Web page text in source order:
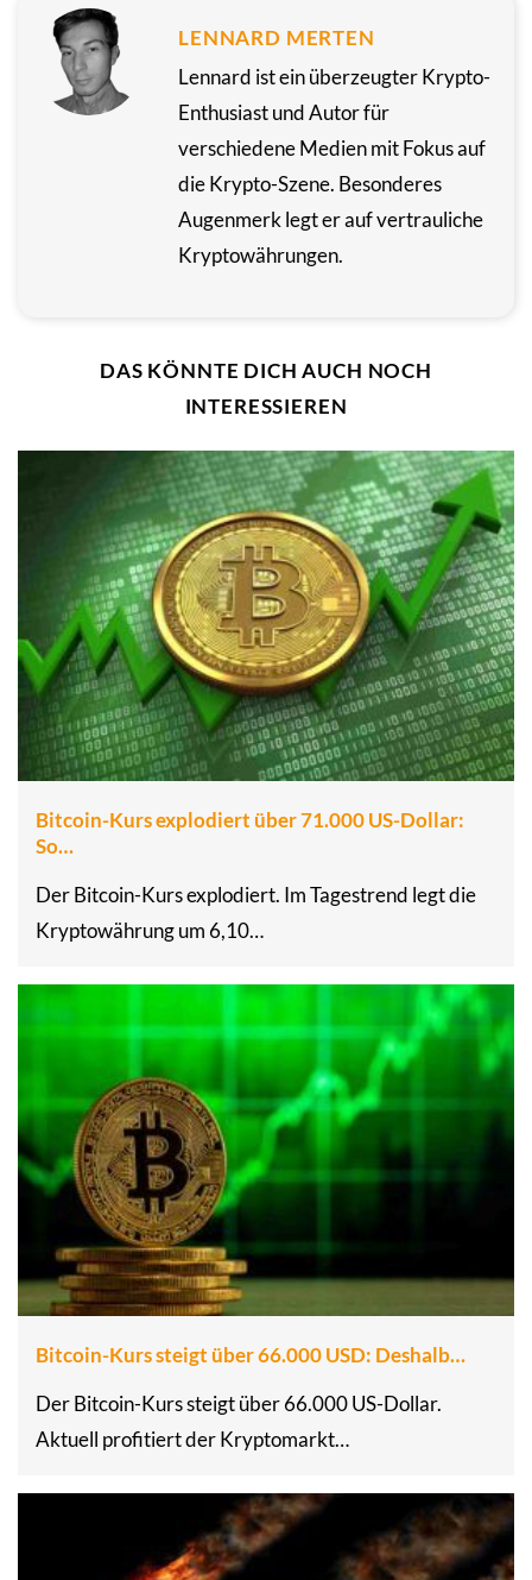
LENNARD MERTEN
Lennard ist ein überzeugter Krypto-
Enthusiast und Autor für
verschiedene Medien mit Fokus auf
die Krypto-Szene. Besonderes
Augenmerk legt er auf vertrauliche
Kryptowährungen.
DAS KÖNNTE DICH AUCH NOCH
INTERESSIEREN
Bitcoin-Kurs explodiert über 71.000 US-Dollar:
So…
Der Bitcoin-Kurs explodiert. Im Tagestrend legt die
Kryptowährung um 6,10…
Bitcoin-Kurs steigt über 66.000 USD: Deshalb…
Der Bitcoin-Kurs steigt über 66.000 US-Dollar.
Aktuell profitiert der Kryptomarkt…